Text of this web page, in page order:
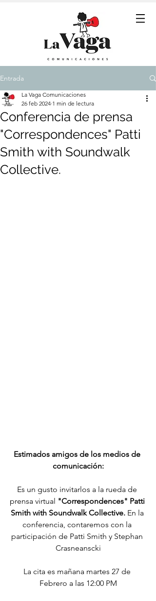
Entrada
Conferencia de prensa
"Correspondences" Patti
Smith with Soundwalk
Collective.
La Vaga Comunicaciones
26 feb 2024 1 min de lectura
Estimados amigos de los medios de
comunicación:
Es un gusto invitarlos a la rueda de
prensa virtual "Correspondences" Patti
Smith with Soundwalk Collective. En la
conferencia, contaremos con la
participación de Patti Smith y Stephan
Crasneanscki
La cita es mañana martes 27 de
Febrero a las 12:00 PM